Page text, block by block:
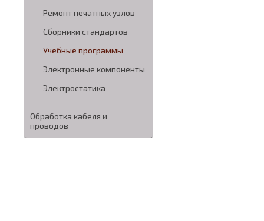
Ремонт печатных узлов
Сборники стандартов
Учебные программы
Электронные компоненты
Электростатика
Обработка кабеля и
проводов